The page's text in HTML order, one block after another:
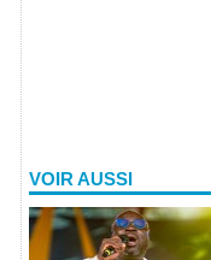
VOIR AUSSI